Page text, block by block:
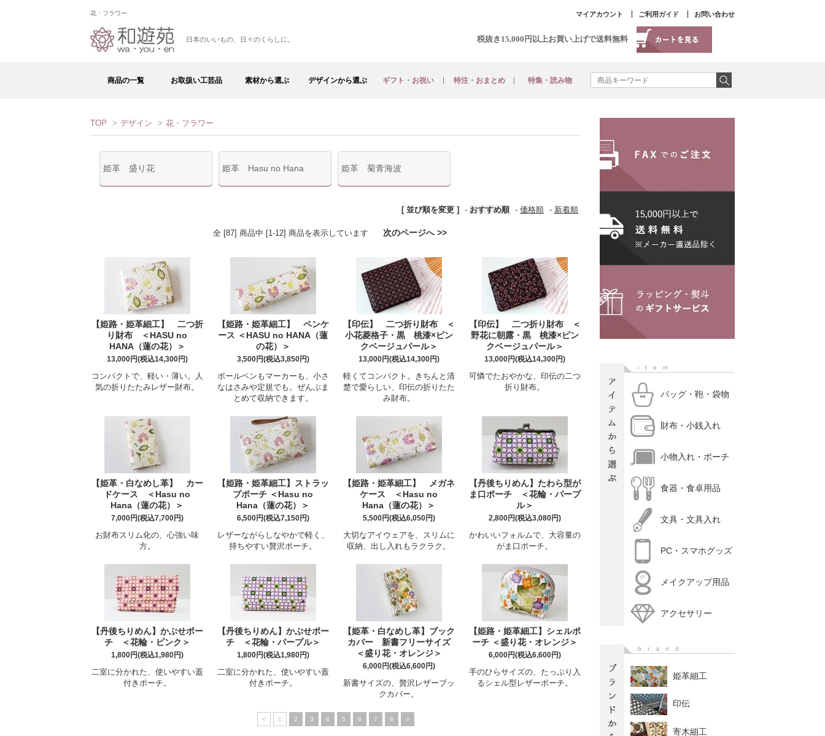
花・フラワー マイアカウント ご利用ガイド お問い合わせ
日本のいいもの、日々のくらしに。 税抜き15,000円以上お買い上げで送料無料
商品の一覧 お取扱い工芸品 素材から選ぶ デザインから選ぶ ギフト・お祝い 特注・おまとめ 特集・読み物
TOP > デザイン > 花・フラワー
姫革 盛り花 姫革 Hasu no Hana 姫革 菊青海波
[ 並び順を変更 ] - おすすめ順 - 価格順 - 新着順
全 [87] 商品中 [1-12] 商品を表示しています 次のページへ >>
【姫路・姫革細工】 二つ折
り財布 ＜HASU no
HANA（蓮の花）＞
13,000円(税込14,300円)
コンパクトで、軽い・薄い。人
気の折りたたみレザー財布。
【姫路・姫革細工】 ペンケ
ース ＜HASU no HANA（蓮
の花）＞
3,500円(税込3,850円)
ボールペンもマーカーも、小さ
なはさみや定規でも。ぜんぶま
とめて収納できます。
【印伝】 二つ折り財布 ＜
小花菱格子・黒 桃漆×ピン
クベージュパール＞
13,000円(税込14,300円)
軽くてコンパクト。きちんと清
楚で愛らしい、印伝の折りたた
み財布。
【印伝】 二つ折り財布 ＜
野花に朝露・黒 桃漆×ピン
クベージュパール＞
13,000円(税込14,300円)
可憐でたおやかな、印伝の二つ
折り財布。
【姫革・白なめし革】 カー
ドケース ＜Hasu no
Hana（蓮の花）＞
7,000円(税込7,700円)
お財布スリム化の、心強い味
方。
【姫路・姫革細工】ストラッ
プポーチ ＜Hasu no
Hana（蓮の花）＞
6,500円(税込7,150円)
レザーながらしなやかで軽く、
持ちやすい贅沢ポーチ。
【姫路・姫革細工】 メガネ
ケース ＜Hasu no
Hana（蓮の花）＞
5,500円(税込6,050円)
大切なアイウェアを、スリムに
収納、出し入れもラクラク。
【丹後ちりめん】たわら型が
ま口ポーチ ＜花輪・パープ
ル＞
2,800円(税込3,080円)
かわいいフォルムで、大容量の
がま口ポーチ。
【丹後ちりめん】かぶせポー
チ ＜花輪・ピンク＞
1,800円(税込1,980円)
二室に分かれた、使いやすい蓋
付きポーチ。
【丹後ちりめん】かぶせポー
チ ＜花輪・パープル＞
1,800円(税込1,980円)
二室に分かれた、使いやすい蓋
付きポーチ。
【姫革・白なめし革】ブック
カバー 新書フリーサイズ
＜盛り花・オレンジ＞
6,000円(税込6,600円)
新書サイズの、贅沢レザーブッ
クカバー。
【姫路・姫革細工】シェルポ
ーチ ＜盛り花・オレンジ＞
6,000円(税込6,600円)
手のひらサイズの、たっぷり入
るシェル型レザーポーチ。
< 1 2 3 4 5 6 7 8 >
item
バッグ・鞄・袋物
財布・小銭入れ
小物入れ・ポーチ
食器・食卓用品
文具・文具入れ
PC・スマホグッズ
メイクアップ用品
アクセサリー
brand
姫革細工
印伝
寄木細工